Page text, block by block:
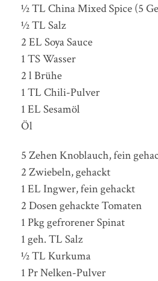
½ TL China Mixed Spice (5
½ TL Salz
2 EL Soya Sauce
1 TS Wasser
2 l Brühe
1 TL Chili-Pulver
1 EL Sesamöl
Öl
5 Zehen Knoblauch, fein
2 Zwiebeln, gehackt
1 EL Ingwer, fein gehackt
2 Dosen gehackte Tomaten
1 Pkg gefrorener Spinat
1 geh. TL Salz
½ TL Kurkuma
1 Pr Nelken-Pulver